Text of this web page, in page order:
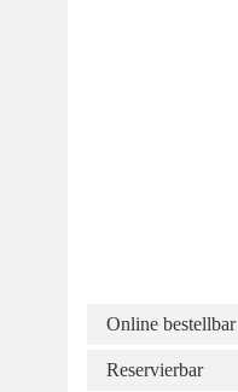
Online bestellbar
Reservierbar